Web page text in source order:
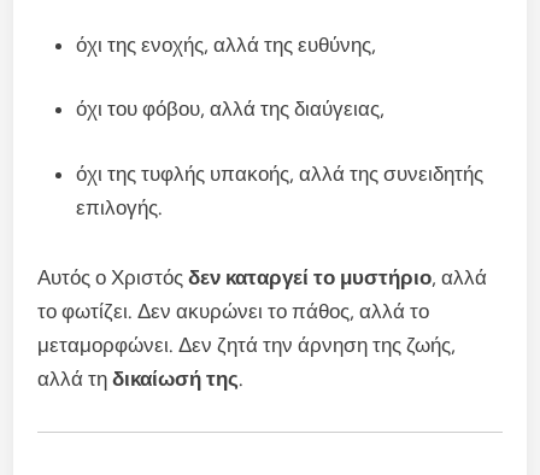
όχι της ενοχής, αλλά της ευθύνης,
όχι του φόβου, αλλά της διαύγειας,
όχι της τυφλής υπακοής, αλλά της συνειδητής
επιλογής.
Αυτός ο Χριστόςδεν καταργεί το μυστήριο, αλλά
το φωτίζει. Δεν ακυρώνει το πάθος, αλλά το
μεταμορφώνει. Δεν ζητά την άρνηση της ζωής,
αλλά τηδικαίωσή της.